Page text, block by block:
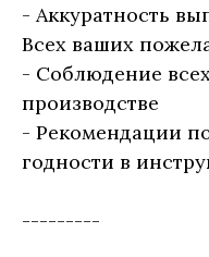
- Аккуратность
Всех ваших
- Соблюдение
производстве
- Рекомендации
годности в
---------